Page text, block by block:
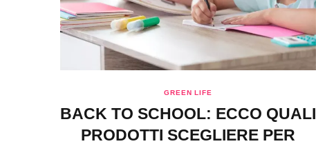
GREEN LIFE
BACK TO SCHOOL: ECCO QUALI
PRODOTTI SCEGLIERE PER